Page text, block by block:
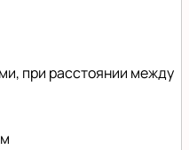
при расстоянии между